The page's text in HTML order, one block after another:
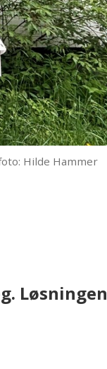
Hilde Hammer
Løsningen